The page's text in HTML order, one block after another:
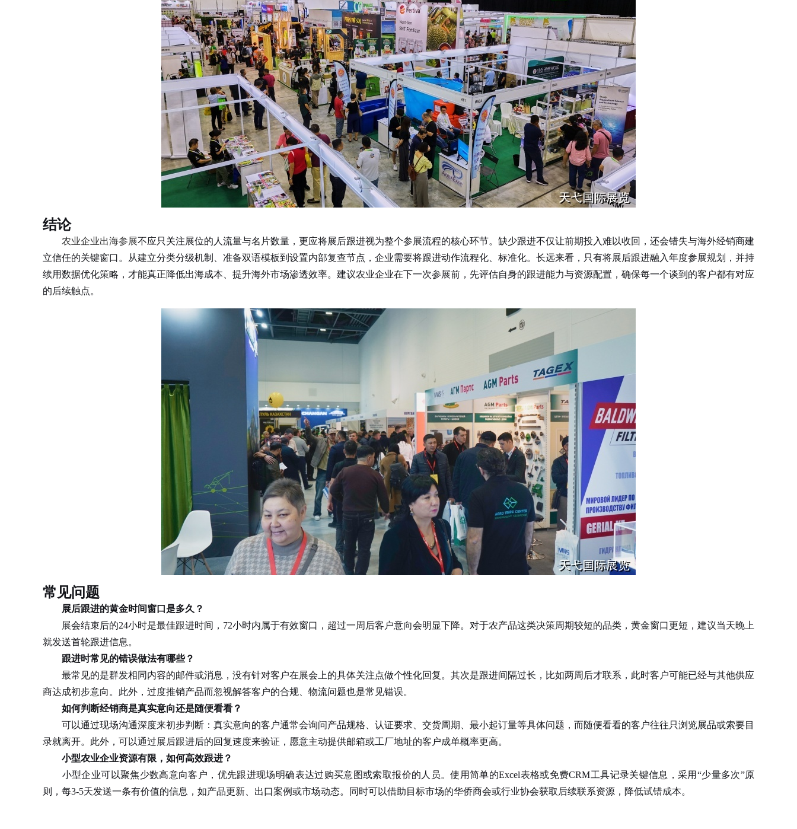
结论
农业企业出海参展不应只关注展位的人流量与名片数量，更应将展后跟进视为整个参展流程的核心环节。缺少跟进不仅让前期投入难以收回，还会错失与海外经销商建
立信任的关键窗口。从建立分类分级机制、准备双语模板到设置内部复查节点，企业需要将跟进动作流程化、标准化。长远来看，只有将展后跟进融入年度参展规划，并持
续用数据优化策略，才能真正降低出海成本、提升海外市场渗透效率。建议农业企业在下一次参展前，先评估自身的跟进能力与资源配置，确保每一个谈到的客户都有对应
的后续触点。
常见问题
展后跟进的黄金时间窗口是多久？
展会结束后的24小时是最佳跟进时间，72小时内属于有效窗口，超过一周后客户意向会明显下降。对于农产品这类决策周期较短的品类，黄金窗口更短，建议当天晚上
就发送首轮跟进信息。
跟进时常见的错误做法有哪些？
最常见的是群发相同内容的邮件或消息，没有针对客户在展会上的具体关注点做个性化回复。其次是跟进间隔过长，比如两周后才联系，此时客户可能已经与其他供应
商达成初步意向。此外，过度推销产品而忽视解答客户的合规、物流问题也是常见错误。
如何判断经销商是真实意向还是随便看看？
可以通过现场沟通深度来初步判断：真实意向的客户通常会询问产品规格、认证要求、交货周期、最小起订量等具体问题，而随便看看的客户往往只浏览展品或索要目
录就离开。此外，可以通过展后跟进后的回复速度来验证，愿意主动提供邮箱或工厂地址的客户成单概率更高。
小型农业企业资源有限，如何高效跟进？
小型企业可以聚焦少数高意向客户，优先跟进现场明确表达过购买意图或索取报价的人员。使用简单的Excel表格或免费CRM工具记录关键信息，采用“少量多次”原
则，每3-5天发送一条有价值的信息，如产品更新、出口案例或市场动态。同时可以借助目标市场的华侨商会或行业协会获取后续联系资源，降低试错成本。